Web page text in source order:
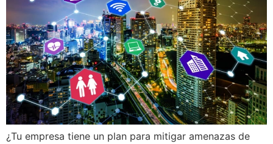
¿Tu empresa tiene un plan para mitigar amenazas de